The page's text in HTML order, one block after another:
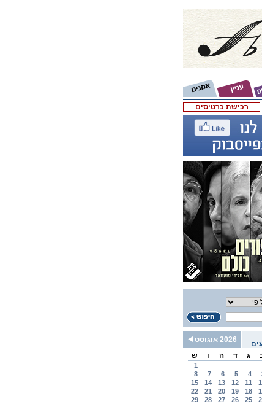
רכישת כרטיסים
2026 אוגוסט
ג ד ה ו ש
1
4
5
6
7
8
11
12
13
14
15
18
19
20
21
22
25
26
27
28
29